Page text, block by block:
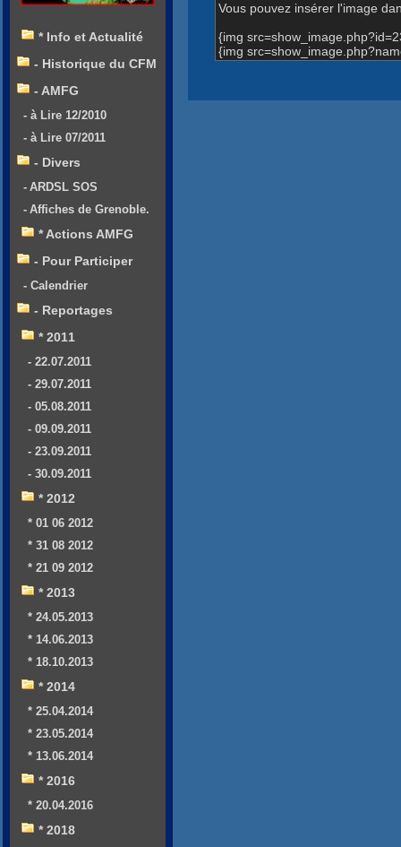
Vous pouvez insérer l'image
{img
{img
* Info et Actualité
- Historique du CFM
- AMFG
- à Lire 12/2010
- à Lire 07/2011
- Divers
- ARDSL SOS
- Affiches de Grenoble.
* Actions AMFG
- Pour Participer
- Calendrier
- Reportages
* 2011
- 22.07.2011
- 29.07.2011
- 05.08.2011
- 09.09.2011
- 23.09.2011
- 30.09.2011
* 2012
* 01 06 2012
* 31 08 2012
* 21 09 2012
* 2013
* 24.05.2013
* 14.06.2013
* 18.10.2013
* 2014
* 25.04.2014
* 23.05.2014
* 13.06.2014
* 2016
* 20.04.2016
* 2018